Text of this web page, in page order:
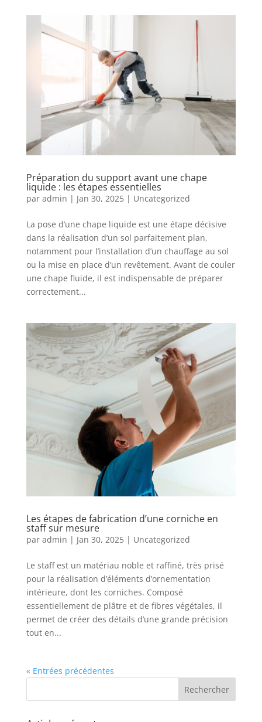
Préparation du support avant une chape
liquide : les étapes essentielles
par admin | Jan 30, 2025| Uncategorized
La pose d’une chape liquide est une étape décisive
dans la réalisation d’un sol parfaitement plan,
notamment pour l’installation d’un chauffage au sol
ou la mise en place d’un revêtement. Avant de couler
une chape fluide, il est indispensable de préparer
correctement...
Les étapes de fabrication d’une corniche en
staff sur mesure
par admin | Jan 30, 2025| Uncategorized
Le staff est un matériau noble et raffiné, très prisé
pour la réalisation d’éléments d’ornementation
intérieure, dont les corniches. Composé
essentiellement de plâtre et de fibres végétales, il
permet de créer des détails d’une grande précision
tout en...
« Entrées précédentes